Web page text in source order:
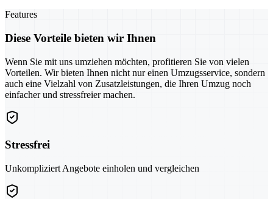
Features
Diese Vorteile bieten wir Ihnen
Wenn Sie mit uns umziehen möchten, profitieren Sie von vielen
Vorteilen. Wir bieten Ihnen nicht nur einen Umzugsservice, sondern
auch eine Vielzahl von Zusatzleistungen, die Ihren Umzug noch
einfacher und stressfreier machen.
Stressfrei
Unkompliziert Angebote einholen und vergleichen